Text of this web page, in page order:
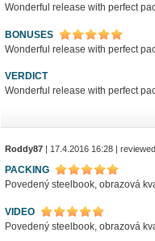
Wonderful release with perfect
BONUSES
Wonderful release with perfect
VERDICT
Wonderful release with perfect
Roddy87 | 17.4.2016 16:28 |
PACKING
Povedený steelbook, obrazová
VIDEO
Povedený steelbook, obrazová